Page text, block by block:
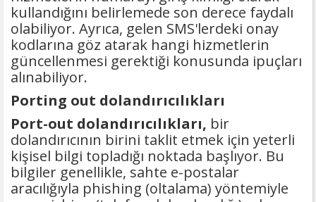
kullandığını belirlemede son derece faydalı
olabiliyor. Ayrıca, gelen SMS'lerdeki onay
kodlarına göz atarak hangi hizmetlerin
güncellenmesi gerektiği konusunda ipuçları
alınabiliyor.
Porting out dolandırıcılıkları
Port-out dolandırıcılıkları, bir
dolandırıcının birini taklit etmek için yeterli
kişisel bilgi topladığı noktada başlıyor. Bu
bilgiler genellikle, sahte e-postalar
aracılığıyla phishing (oltalama) yöntemiyle